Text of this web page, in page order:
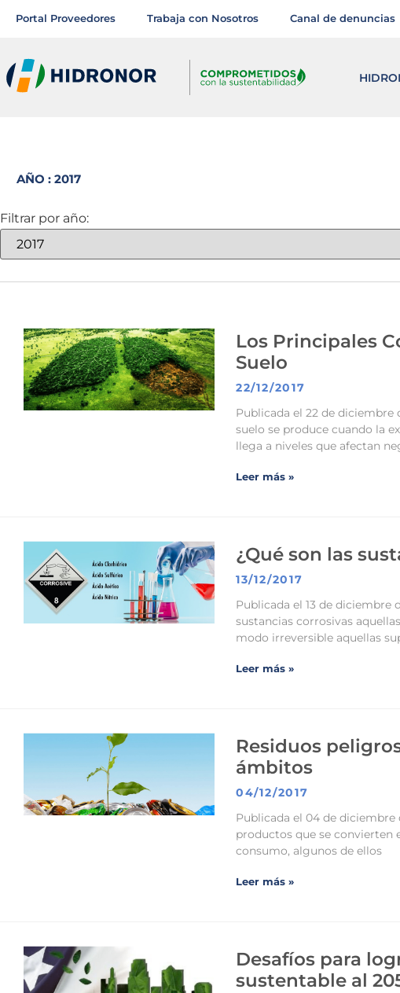
Portal Proveedores Trabaja con Nosotros Canal de denuncias
AÑO : 2017
Filtrar por año:
Los Principales
Suelo
22/12/2017
Publicada el 22 de diciembre
suelo se produce cuando la
llega a niveles que afectan
Leer más »
¿Qué son las
13/12/2017
Publicada el 13 de diciembre
sustancias corrosivas
modo irreversible aquellas
Leer más »
Residuos
ámbitos
04/12/2017
Publicada el 04 de diciembre
productos que se convierten
consumo, algunos de ellos
Leer más »
Desafíos para
sustentable al